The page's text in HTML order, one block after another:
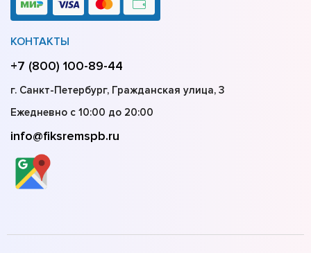
КОНТАКТЫ
+7 (800) 100-89-44
г. Санкт-Петербург, Гражданская улица, 3
Ежедневно с 10:00 до 20:00
info@fiksremspb.ru